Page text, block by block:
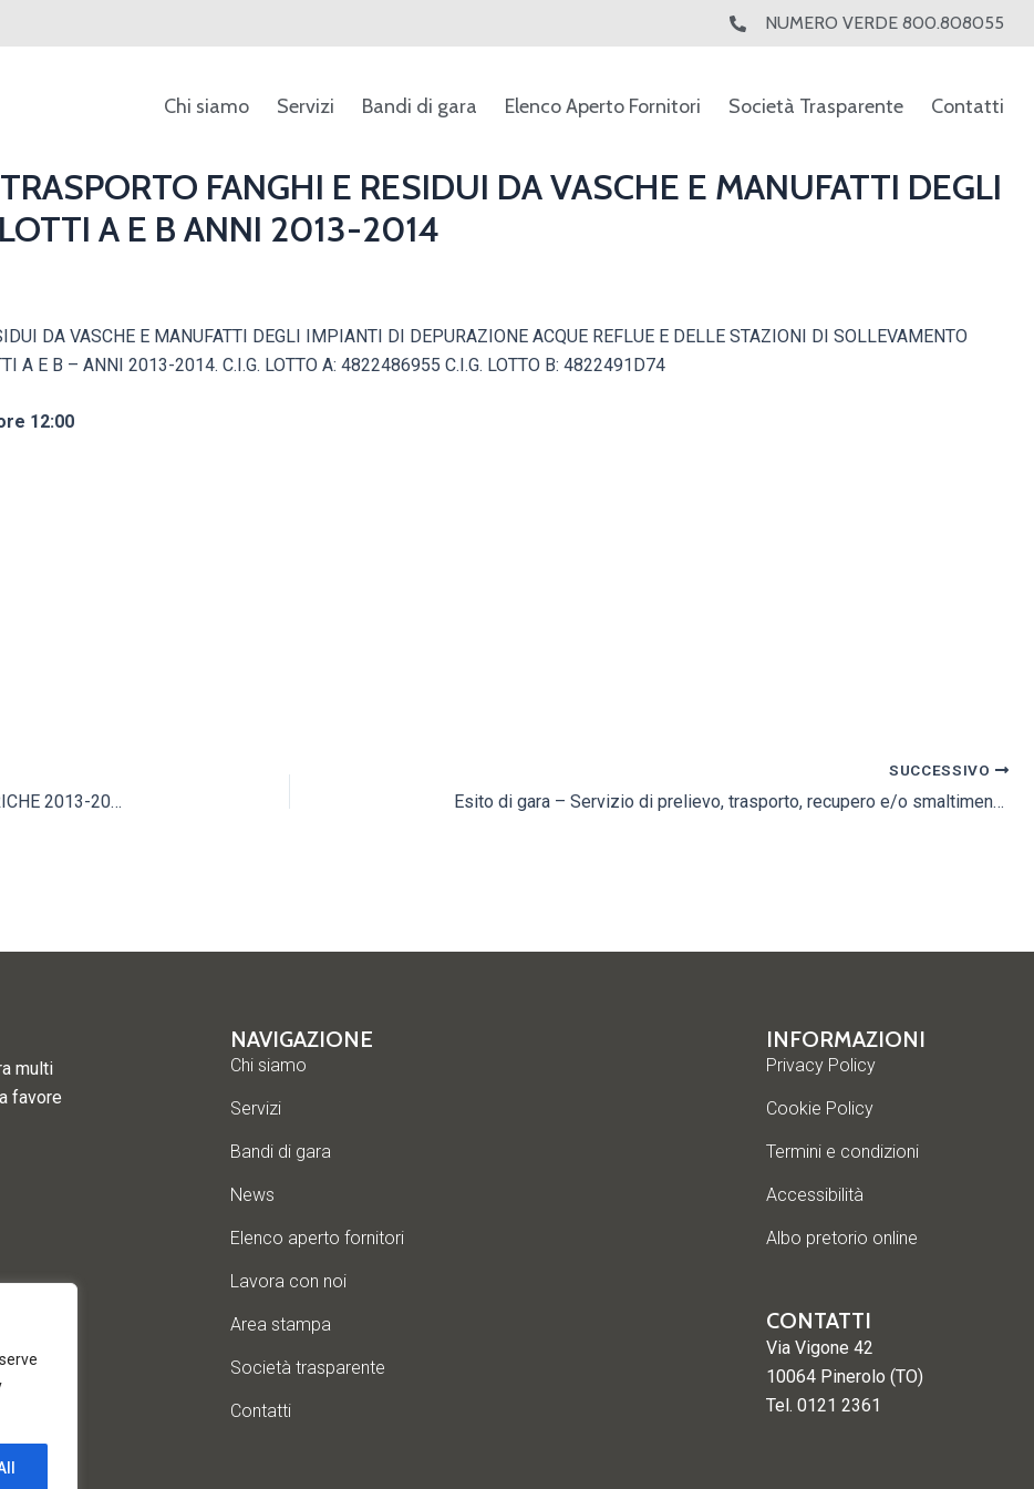
NUMERO VERDE 800.808055
Chi siamo Servizi Bandi di gara Elenco Aperto Fornitori Società Trasparente Contatti
FANGHI E RESIDUI DA VASCHE E MANUFATTI DEGLI
A E B ANNI 2013-2014
DA VASCHE E MANUFATTI DEGLI IMPIANTI DI DEPURAZIONE ACQUE REFLUE E DELLE STAZIONI DI SOLLEVAMENTO
A E B – ANNI 2013-2014. C.I.G. LOTTO A: 4822486955 C.I.G. LOTTO B: 4822491D74
12:00
ACCORDO QUADRO LAVORI MANUTENZIONE RETI IDRICHE 2013-2014
SUCCESSIVO
Esito di gara – Servizio di prelievo, trasporto, recupero e/o smaltimento dei fanghi disidratati (codice CER 190805) 2012-2014
multi
favore
NAVIGAZIONE
Chi siamo
Servizi
Bandi di gara
News
Elenco aperto fornitori
Lavora con noi
Area stampa
Società trasparente
Contatti
INFORMAZIONI
Privacy Policy
Cookie Policy
Termini e condizioni
Accessibilità
Albo pretorio online
CONTATTI
Via Vigone 42
10064 Pinerolo (TO)
Tel. 0121 2361